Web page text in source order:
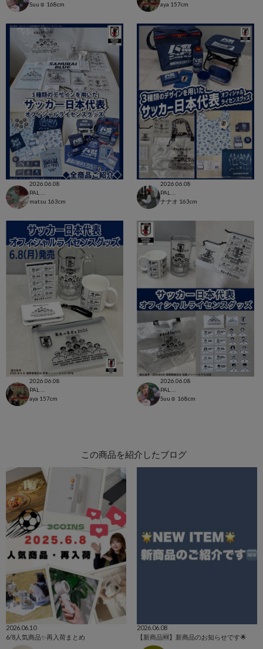
Suu☺︎ 168cm
aya 157cm
2026.06.08
matsu 163cm
2026.06.08
ナナオ 163cm
2026.06.08
aya 157cm
2026.06.08
Suu☺︎ 168cm
この商品を紹介したブログ
2026.06.10
6/8人気商品✨再入荷まとめ
2026.06.08
【新商品🆕】新商品のお知らせです🌟